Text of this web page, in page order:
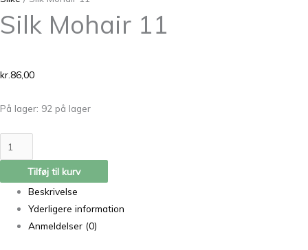
Silk Mohair 11
kr.86,00
På lager: 92 på lager
Tilføj til kurv
Beskrivelse
Yderligere information
Anmeldelser (0)